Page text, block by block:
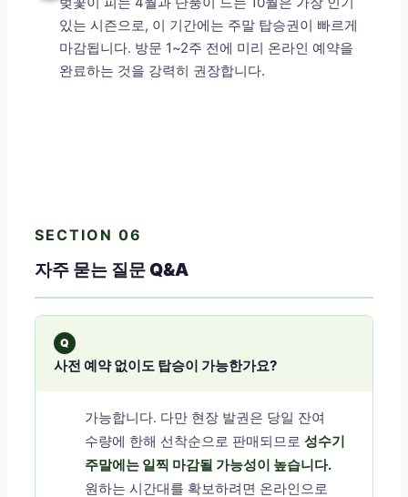
있는 시즌으로, 이 기간에는 주말 탑승권이 빠르게
마감됩니다. 방문 1~2주 전에 미리 온라인 예약을
완료하는 것을 강력히 권장합니다.
SECTION 06
자주 묻는 질문 Q&A
Q
사전 예약 없이도 탑승이 가능한가요?
가능합니다. 다만 현장 발권은 당일 잔여
수량에 한해 선착순으로 판매되므로 성수기
주말에는 일찍 마감될 가능성이 높습니다.
원하는 시간대를 확보하려면 온라인으로